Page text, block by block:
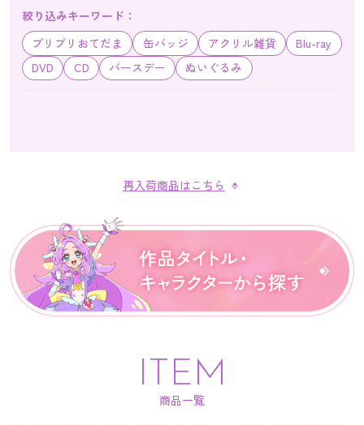
絞り込みキーワード：
プリプリおてだま
缶バッジ アクリル雑貨
Blu-ray
DVD
CD バースデー ぬいぐるみ
再入荷商品はこちら
ITEM
商品一覧